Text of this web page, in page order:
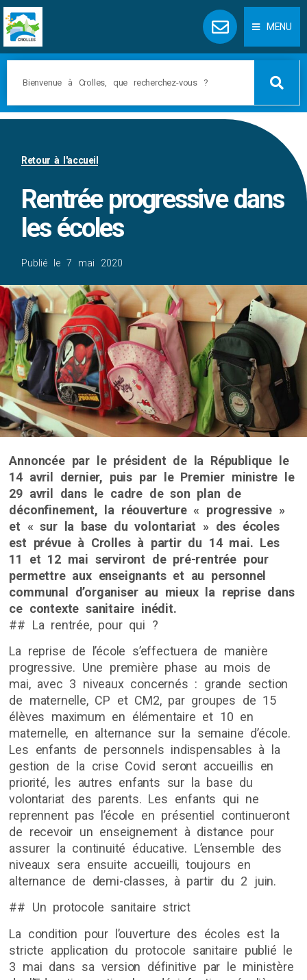
MENU
Retour à l'accueil
Rentrée progressive dans
les écoles
Publié le7 mai 2020
Annoncée par le président de la République le
14 avril dernier, puis par le Premier ministre le
29 avril dans le cadre de son plan de
déconfinement, la réouverture « progressive »
et « sur la base du volontariat » des écoles
est prévue à Crolles à partir du 14 mai. Les
11 et 12 mai serviront de pré-rentrée pour
permettre aux enseignants et au personnel
communal d’organiser au mieux la reprise dans
ce contexte sanitaire inédit.
## La rentrée, pour qui ?
La reprise de l’école s’effectuera de manière
progressive. Une première phase au mois de
mai, avec 3 niveaux concernés : grande section
de maternelle, CP et CM2, par groupes de 15
élèves maximum en élémentaire et 10 en
maternelle, en alternance sur la semaine d’école.
Les enfants de personnels indispensables à la
gestion de la crise Covid seront accueillis en
priorité, les autres enfants sur la base du
volontariat des parents. Les enfants qui ne
reprennent pas l’école en présentiel continueront
de recevoir un enseignement à distance pour
assurer la continuité éducative. L’ensemble des
niveaux sera ensuite accueilli, toujours en
alternance de demi-classes, à partir du 2 juin.
## Un protocole sanitaire strict
La condition pour l’ouverture des écoles est la
stricte application du protocole sanitaire publié le
3 mai dans sa version définitive par le ministère
Panneau de gestion des cookies